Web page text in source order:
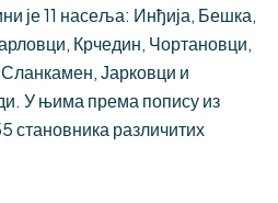
је 11 насеља: Инђија, Бешка,
Крчедин, Чортановци,
Јарковци и
У њима према попису из
различитих